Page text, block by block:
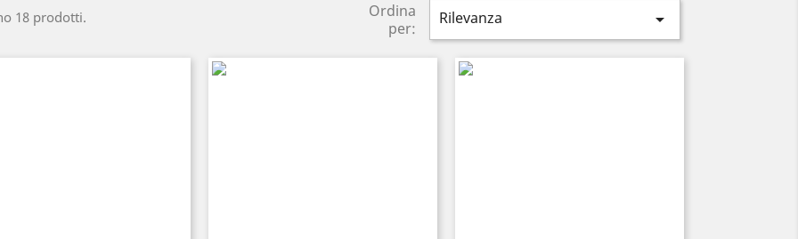
18 prodotti.
Ordina
per:
Rilevanza 